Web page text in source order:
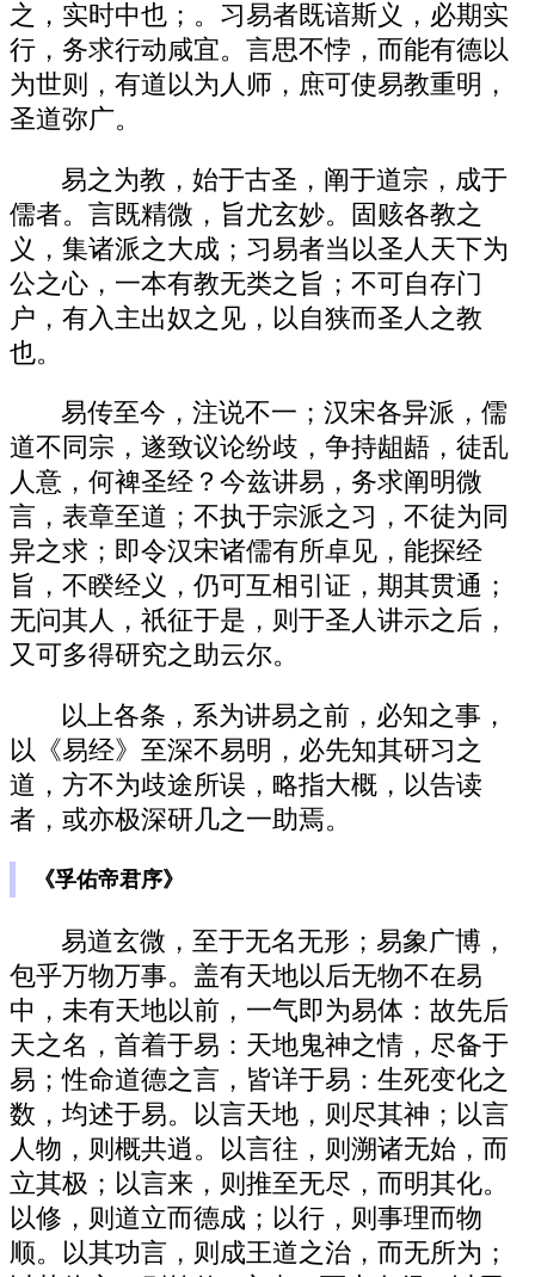
之，实时中也；。习易者既谙斯义，必期实
行，务求行动咸宜。言思不悖，而能有德以
为世则，有道以为人师，庶可使易教重明，
圣道弥广。
易之为教，始于古圣，阐于道宗，成于
儒者。言既精微，旨尤玄妙。固赅各教之
义，集诸派之大成；习易者当以圣人天下为
公之心，一本有教无类之旨；不可自存门
户，有入主出奴之见，以自狭而圣人之教
也。
易传至今，注说不一；汉宋各异派，儒
道不同宗，遂致议论纷歧，争持龃龉，徒乱
人意，何裨圣经？今兹讲易，务求阐明微
言，表章至道；不执于宗派之习，不徒为同
异之求；即令汉宋诸儒有所卓见，能探经
旨，不睽经义，仍可互相引证，期其贯通；
无问其人，祇征于是，则于圣人讲示之后，
又可多得研究之助云尔。
以上各条，系为讲易之前，必知之事，
以《易经》至深不易明，必先知其研习之
道，方不为歧途所误，略指大概，以告读
者，或亦极深研几之一助焉。
《孚佑帝君序》
易道玄微，至于无名无形；易象广博，
包乎万物万事。盖有天地以后无物不在易
中，未有天地以前，一气即为易体：故先后
天之名，首着于易：天地鬼神之情，尽备于
易；性命道德之言，皆详于易：生死变化之
数，均述于易。以言天地，则尽其神；以言
人物，则概共逍。以言往，则溯诸无始，而
立其极；以言来，则推至无尽，而明其化。
以修，则道立而德成；以行，则事理而物
顺。以其功言，则成王道之治，而无所为；